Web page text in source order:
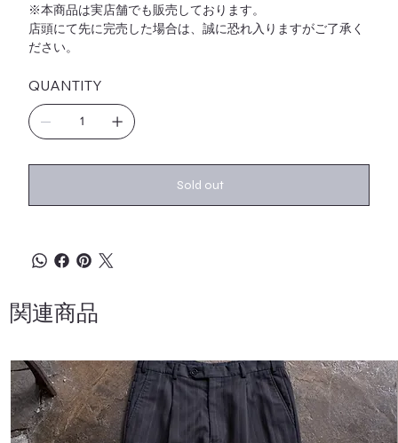
※本商品は実店舗でも販売しております。
店頭にて先に完売した場合は、誠に恐れ入りますがご了承く
ださい。
QUANTITY
Sold out
関連商品